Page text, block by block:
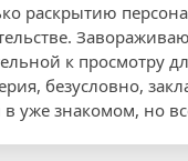
раскрытию
к просмотру
безусловно,
в уже знакомом, но